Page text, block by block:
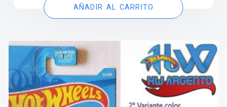
AÑADIR AL CARRITO